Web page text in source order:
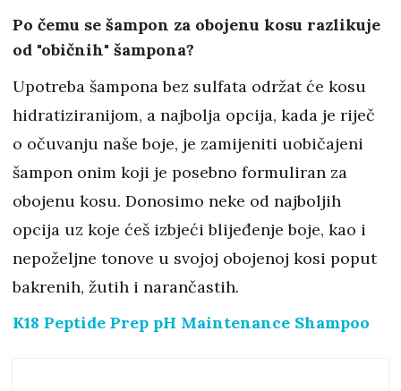
Po čemu se šampon za obojenu kosu razlikuje
od "običnih" šampona?
Upotreba šampona bez sulfata održat će kosu
hidratiziranijom, a najbolja opcija, kada je riječ
o očuvanju naše boje, je zamijeniti uobičajeni
šampon onim koji je posebno formuliran za
obojenu kosu. Donosimo neke od najboljih
opcija uz koje ćeš izbjeći blijeđenje boje, kao i
nepoželjne tonove u svojoj obojenoj kosi poput
bakrenih, žutih i narančastih.
K18 Peptide Prep pH Maintenance Shampoo